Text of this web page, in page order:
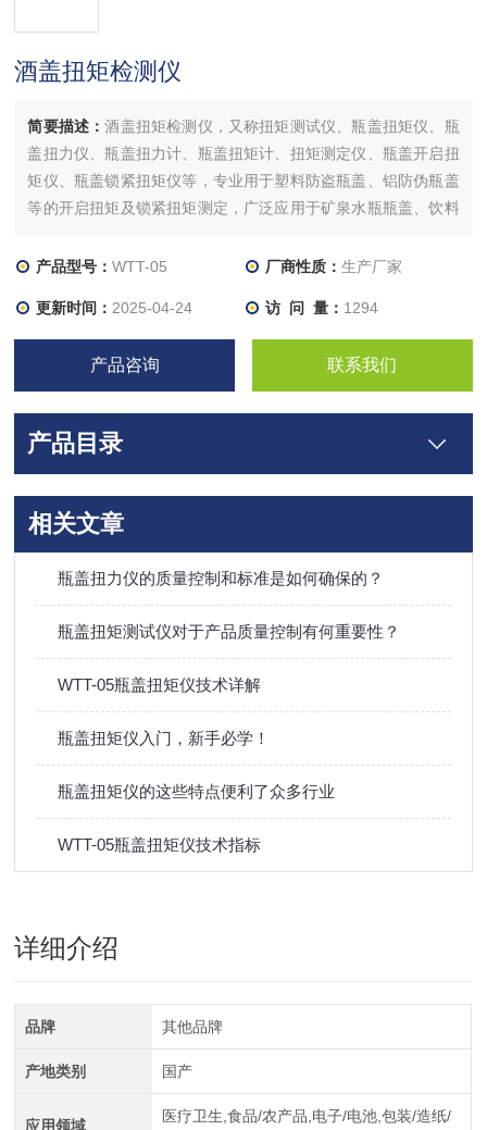
酒盖扭矩检测仪
简要描述：酒盖扭矩检测仪，又称扭矩测试仪、瓶盖扭矩仪、瓶
盖扭力仪、瓶盖扭力计、瓶盖扭矩计、扭矩测定仪、瓶盖开启扭
矩仪、瓶盖锁紧扭矩仪等，专业用于塑料防盗瓶盖、铝防伪瓶盖
等的开启扭矩及锁紧扭矩测定，广泛应用于矿泉水瓶瓶盖、饮料
盖等，应用广泛，操作简单方便。
产品型号：WTT-05 厂商性质： 生产厂家
更新时间： 2025-04-24 访 问 量： 1294
产品咨询 联系我们
产品目录
相关文章
瓶盖扭力仪的质量控制和标准是如何确保的？
瓶盖扭矩测试仪对于产品质量控制有何重要性？
WTT-05瓶盖扭矩仪技术详解
瓶盖扭矩仪入门，新手必学！
瓶盖扭矩仪的这些特点便利了众多行业
WTT-05瓶盖扭矩仪技术指标
详细介绍
品牌 其他品牌
产地类别 国产
应用领域
医疗卫生,食品/农产品,电子/电池,包装/造纸/